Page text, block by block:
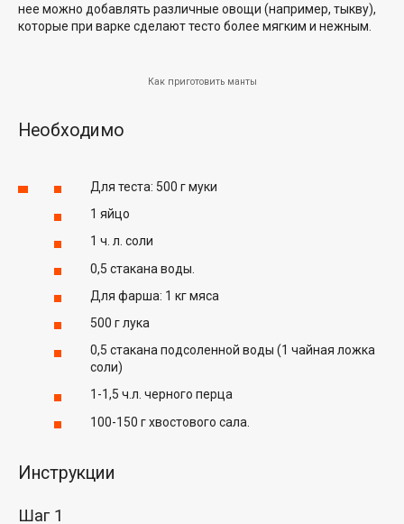
нее можно добавлять различные овощи (например, тыкву),
которые при варке сделают тесто более мягким и нежным.
Как приготовить манты
Необходимо
Для теста: 500 г муки
1 яйцо
1 ч. л. соли
0,5 стакана воды.
Для фарша: 1 кг мяса
500 г лука
0,5 стакана подсоленной воды (1 чайная ложка
соли)
1-1,5 ч.л. черного перца
100-150 г хвостового сала.
Инструкции
Шаг 1